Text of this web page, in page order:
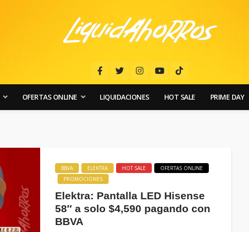
OFERTAS ONLINE LIQUIDACIONES HOT SALE PRIME DAY
BBVA ELEKTRA HOT SALE
OFERTAS ONLINE
PROMOCIONES
Elektra: Pantalla LED Hisense
58″ a solo $4,590 pagando con
BBVA